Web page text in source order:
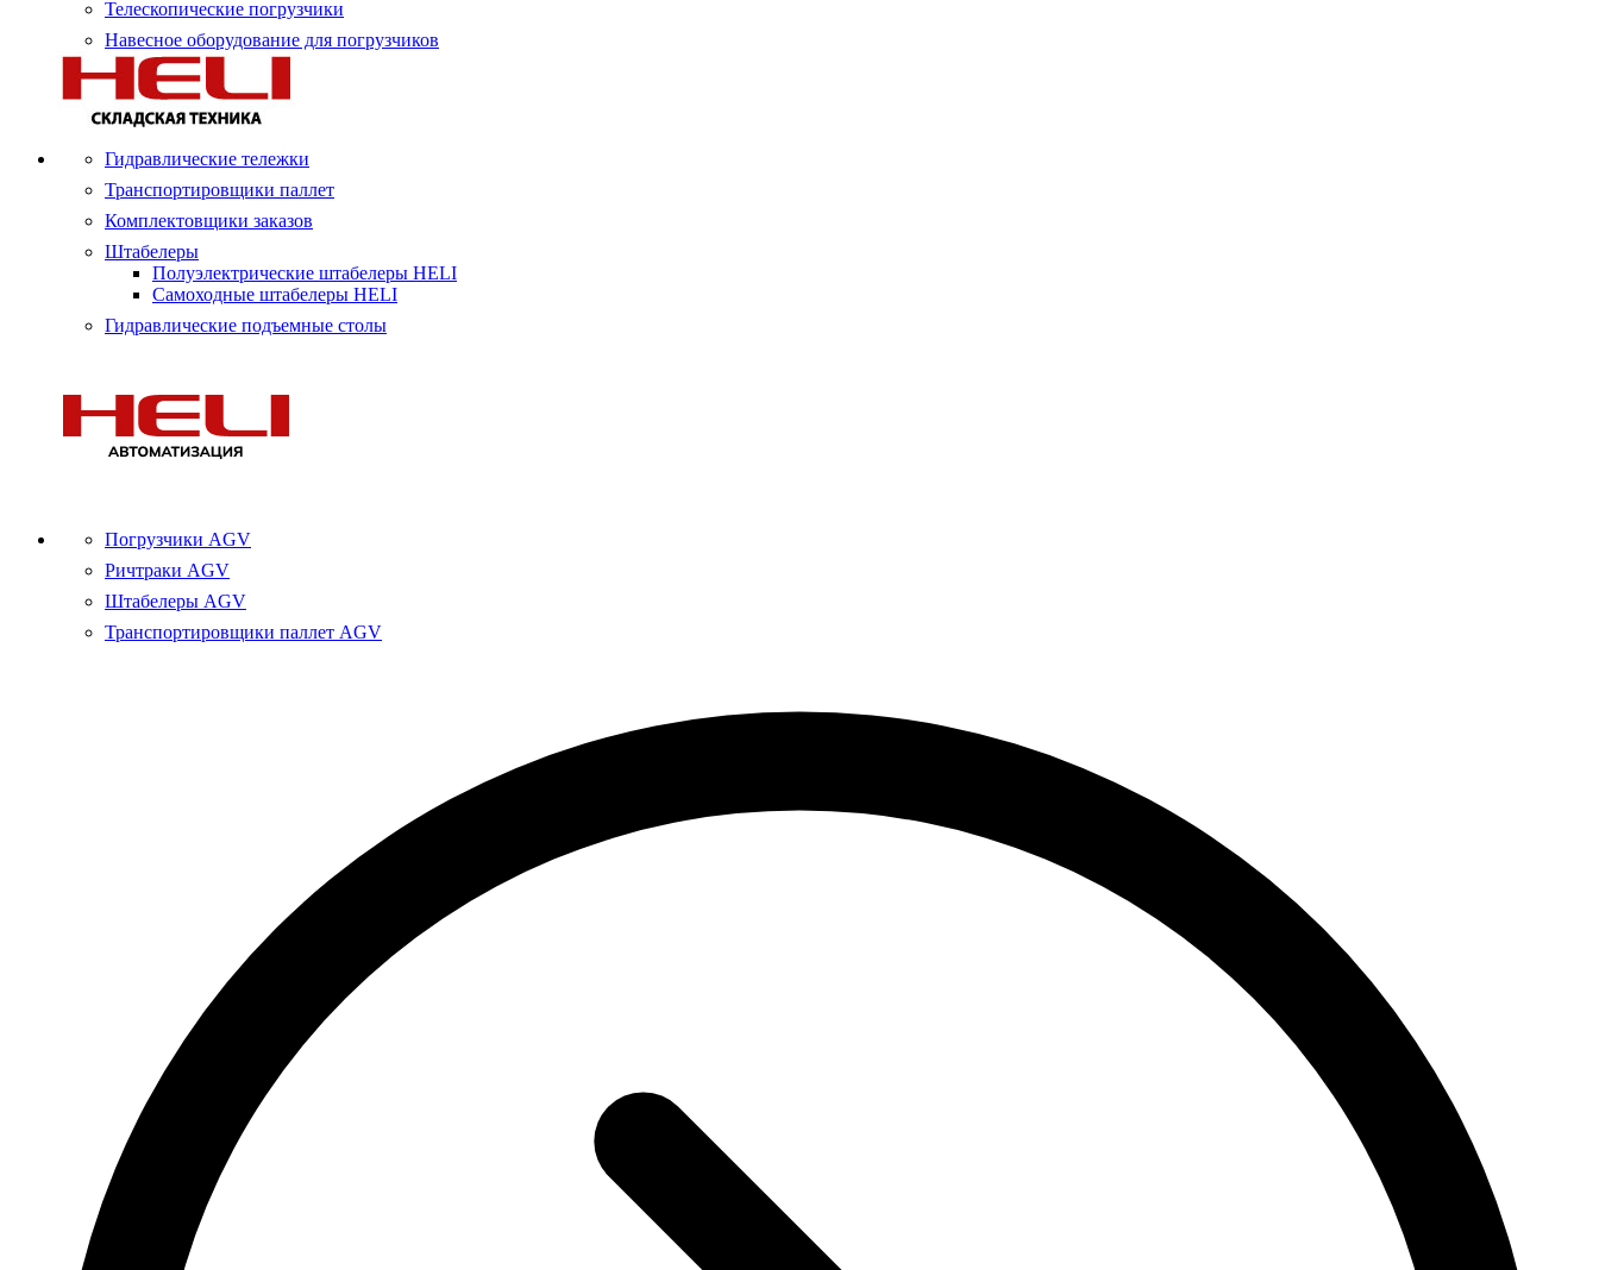
Телескопические погрузчики
Навесное оборудование для погрузчиков
Гидравлические тележки
Транспортировщики паллет
Комплектовщики заказов
Штабелеры
Полуэлектрические штабелеры HELI
Самоходные штабелеры HELI
Гидравлические подъемные столы
Погрузчики AGV
Ричтраки AGV
Штабелеры AGV
Транспортировщики паллет AGV